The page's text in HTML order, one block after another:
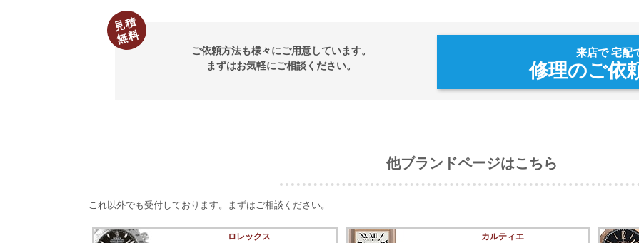
ご依頼方法も様々にご用意しています。
まずはお気軽にご相談ください。
来店で 宅配
修理のご依
見積
無料
他ブランドページはこちら
これ以外でも受付しております。まずはご相談ください。
ロレックス
カルティエ